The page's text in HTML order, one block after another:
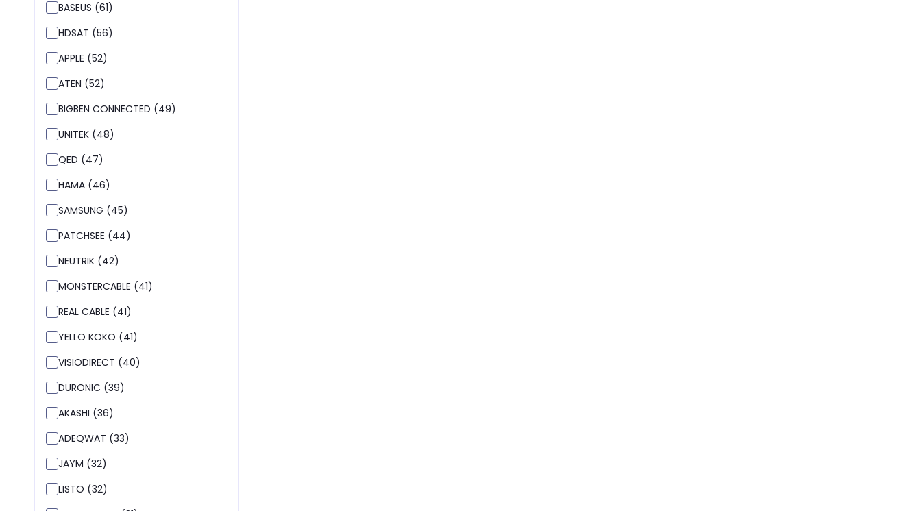
BASEUS (61)
HDSAT (56)
APPLE (52)
ATEN (52)
BIGBEN CONNECTED (49)
UNITEK (48)
QED (47)
HAMA (46)
SAMSUNG (45)
PATCHSEE (44)
NEUTRIK (42)
MONSTERCABLE (41)
REAL CABLE (41)
YELLO KOKO (41)
VISIODIRECT (40)
DURONIC (39)
AKASHI (36)
ADEQWAT (33)
JAYM (32)
LISTO (32)